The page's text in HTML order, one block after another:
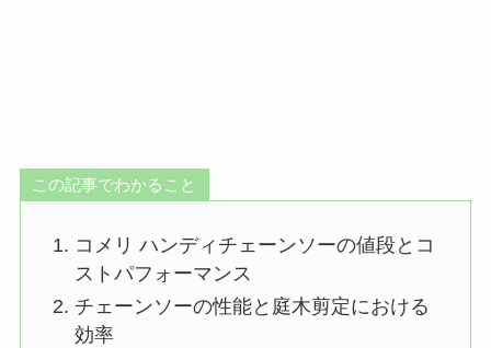
この記事でわかること
コメリ ハンディチェーンソーの値段とコ
ストパフォーマンス
チェーンソーの性能と庭木剪定における
効率